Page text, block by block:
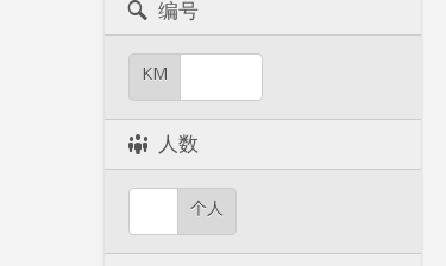
编号
KM
人数
个人